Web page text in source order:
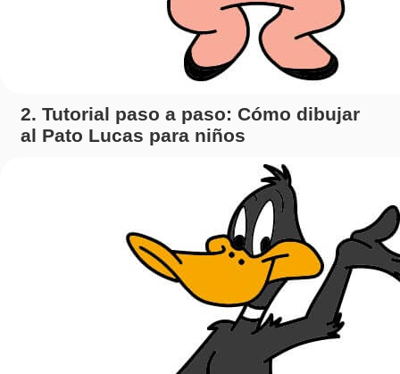
2. Tutorial paso a paso: Cómo dibujar
al Pato Lucas para niños